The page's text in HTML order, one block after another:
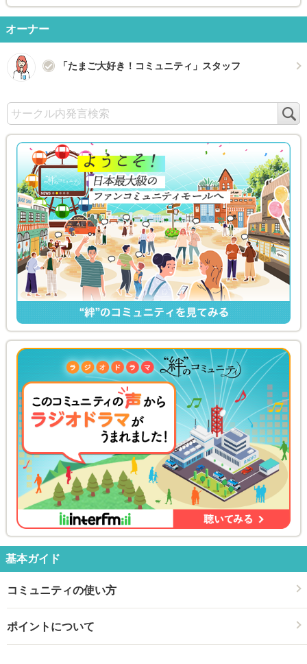
オーナー
「たまご大好き！コミュニティ」スタッフ
基本ガイド
コミュニティの使い方
ポイントについて